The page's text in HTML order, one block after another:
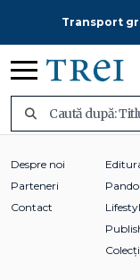
Transport
Despre noi
Parteneri
Contact